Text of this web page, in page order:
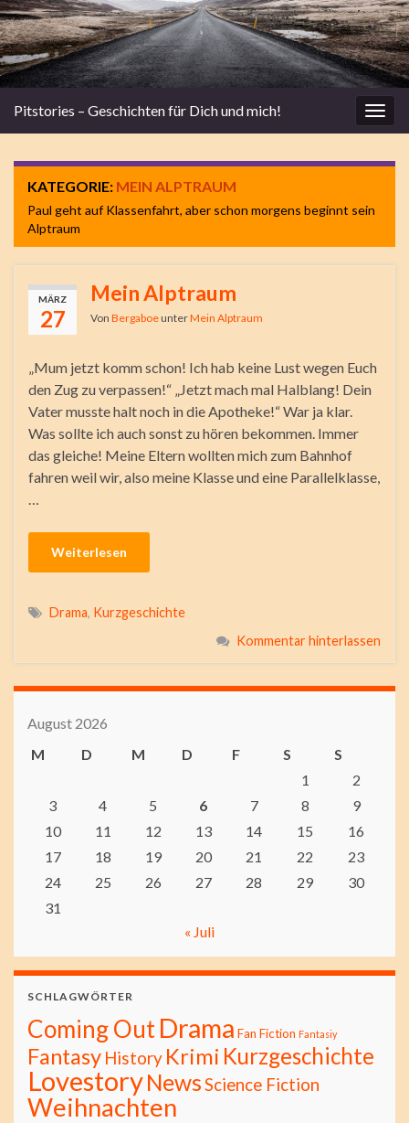
Pitstories – Geschichten für Dich und mich!
KATEGORIE: MEIN ALPTRAUM
Paul geht auf Klassenfahrt, aber schon morgens beginnt sein
Alptraum
MÄRZ
27
Mein Alptraum
Von BergaboeunterMein Alptraum
„Mum jetzt komm schon! Ich hab keine Lust wegen Euch
den Zug zu verpassen!“ „Jetzt mach mal Halblang! Dein
Vater musste halt noch in die Apotheke!“ War ja klar.
Was sollte ich auch sonst zu hören bekommen. Immer
das gleiche! Meine Eltern wollten mich zum Bahnhof
fahren weil wir, also meine Klasse und eine Parallelklasse,
Weiterlesen
Drama, Kurzgeschichte
Kommentar hinterlassen
August 2026
M
D M D F S
S
1
2
3
4 5 6 7 8
9
10
11 12 13 14 15
16
17
18 19 20 21 22
23
24
25 26 27 28 29
30
31
« Juli
SCHLAGWÖRTER
Coming OutDrama Fan Fiction Fantasiy
Fantasy History Krimi Kurzgeschichte
LovestoryNewsScience Fiction
Weihnachten